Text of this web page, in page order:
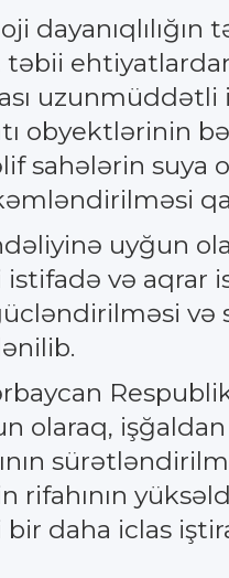
obyektlərinin
sahələrin suya
uyğun
və aqrar
olaraq,
rifahının
daha iclas